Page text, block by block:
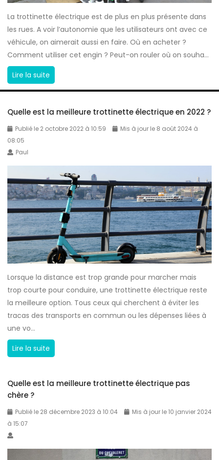
La trottinette électrique est de plus en plus présente dans
les rues. A voir l’autonomie que les utilisateurs ont avec ce
véhicule, on aimerait aussi en faire. Où en acheter ?
Comment utiliser cet engin ? Peut-on rouler où on souha...
Lire la suite
r
t
t
e
t
e
é
l
e
c
t
r
i
q
u
:
t
u
Quelle est la meilleure trottinette électrique en 2022 ?
Publié le 2 octobre 2022 à 10:59
Mis à jour le 8 août 2024 à
08:05
Paul
Lorsque la distance est trop grande pour marcher mais
trop courte pour conduire, une trottinette électrique reste
la meilleure option. Tous ceux qui cherchent à éviter les
tracas des transports en commun ou les dépenses liées à
une vo...
Lire la suite
l
e
t
Quelle est la meilleure trottinette électrique pas
chère ?
Publié le 28 décembre 2023 à 10:04
Mis à jour le 10 janvier 2024
à 15:07